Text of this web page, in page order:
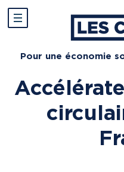
Pour une économie